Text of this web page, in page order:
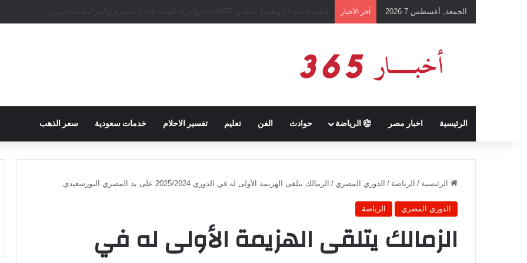
الجمعة, أغسطس 7 2026 آخر الأخبار
الرئيسية اخبار مصر الرياضة حوادث الفن تعليم تفسير الاحلام خدمات سعودية سعر الذهب
الرئيسية / الرياضة / الدوري المصري / الزمالك يتلقى الهزيمة الأولى له في الدوري 2025/2024 على يد المصري البورسعيدي
الدوري المصري الرياضة
الزمالك يتلقى الهزيمة الأولى له في